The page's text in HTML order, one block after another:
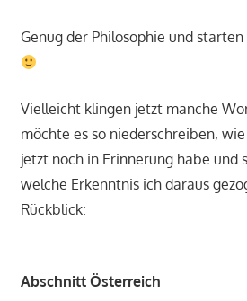
Genug der Philosophie und
Vielleicht klingen jetzt manche
möchte es so niederschreiben,
jetzt noch in Erinnerung habe und
welche Erkenntnis ich daraus
Rückblick:
Abschnitt Österreich